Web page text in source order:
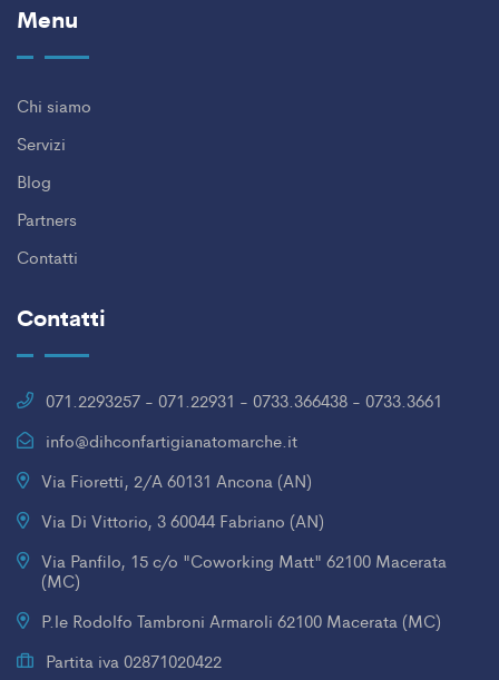
Menu
Chi siamo
Servizi
Blog
Partners
Contatti
Contatti
071.2293257 - 071.22931 - 0733.366438 - 0733.3661
info@dihconfartigianatomarche.it
Via Fioretti, 2/A 60131 Ancona (AN)
Via Di Vittorio, 3 60044 Fabriano (AN)
Via Panfilo, 15 c/o "Coworking Matt" 62100 Macerata
(MC)
P.le Rodolfo Tambroni Armaroli 62100 Macerata (MC)
Partita iva 02871020422